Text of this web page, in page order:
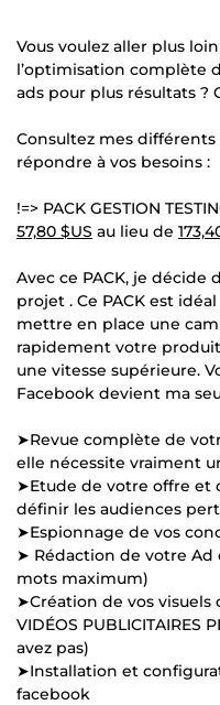
Vous voulez aller plus
l’optimisation complète
ads pour plus résultats ?
Consultez mes
répondre à vos besoins :
!=> PACK GESTION
57,80 $US au lieu de
Avec ce PACK, je décide
projet . Ce PACK est
mettre en place une
rapidement votre
une vitesse supérieure.
Facebook devient ma
➤Revue complète de
elle nécessite vraiment
➤Etude de votre offre et
définir les audiences
➤Espionnage de vos
➤ Rédaction de votre Ad
mots maximum)
➤Création de vos visuels
VIDÉOS PUBLICITAIRES
avez pas)
➤Installation et
facebook